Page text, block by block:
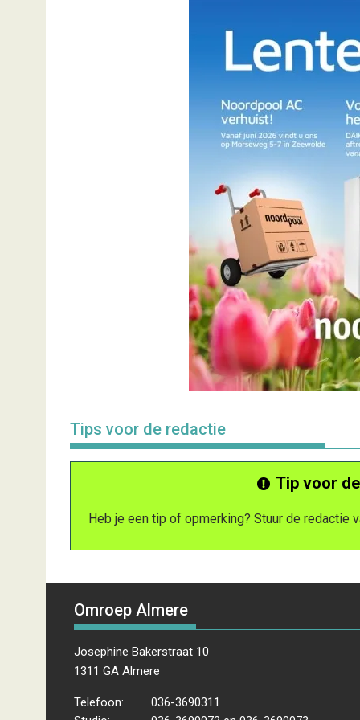
Tips voor de redactie
Tip voor
Heb je een tip of opmerking? Stuur de redactie
Omroep Almere
Josephine Bakerstraat 10
1311 GA Almere
Telefoon:
036-3690311